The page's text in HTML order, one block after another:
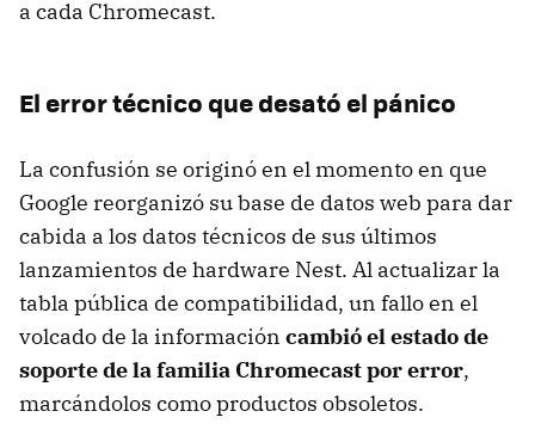
a cada Chromecast.
El error técnico que desató el pánico
La confusión se originó en el momento en que
Google reorganizó su base de datos web para dar
cabida a los datos técnicos de sus últimos
lanzamientos de hardware Nest. Al actualizar la
tabla pública de compatibilidad, un fallo en el
volcado de la información cambió el estado de
soporte de la familia Chromecast por error,
marcándolos como productos obsoletos.